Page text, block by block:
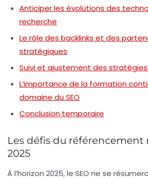
Anticiper les évolutions des
recherche
Le rôle des backlinks et des
stratégiques
Suivi et ajustement des stratégies
L’importance de la formation
domaine du SEO
Conclusion temporaire
Les défis du référencement
2025
À l’horizon 2025, le SEO ne se